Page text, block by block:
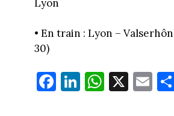
Lyon
• En train : Lyon –
30)
Fa
ce
Li
nk
W
ha
X E
m